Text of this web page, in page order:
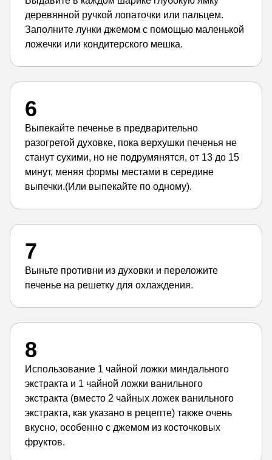
деревянной ручкой лопаточки или пальцем.
Заполните лунки джемом с помощью маленькой
ложечки или кондитерского мешка.
6
Выпекайте печенье в предварительно
разогретой духовке, пока верхушки печенья не
станут сухими, но не подрумянятся, от 13 до 15
минут, меняя формы местами в середине
выпечки.(Или выпекайте по одному).
7
Выньте противни из духовки и переложите
печенье на решетку для охлаждения.
8
Использование 1 чайной ложки миндального
экстракта и 1 чайной ложки ванильного
экстракта (вместо 2 чайных ложек ванильного
экстракта, как указано в рецепте) также очень
вкусно, особенно с джемом из косточковых
фруктов.